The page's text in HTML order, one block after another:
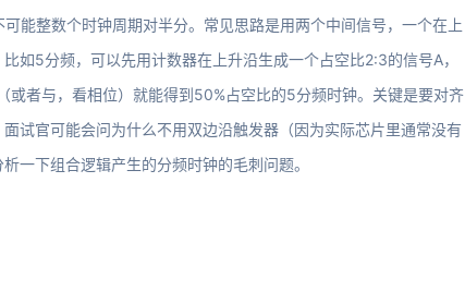
能整数个时钟周期对半分。常见思路是用两个中间信号，一个在上
如5分频，可以先用计数器在上升沿生成一个占空比2:3的信号A，
者与，看相位）就能得到50%占空比的5分频时钟。关键是要对齐
试官可能会问为什么不用双边沿触发器（因为实际芯片里通常没有
一下组合逻辑产生的分频时钟的毛刺问题。